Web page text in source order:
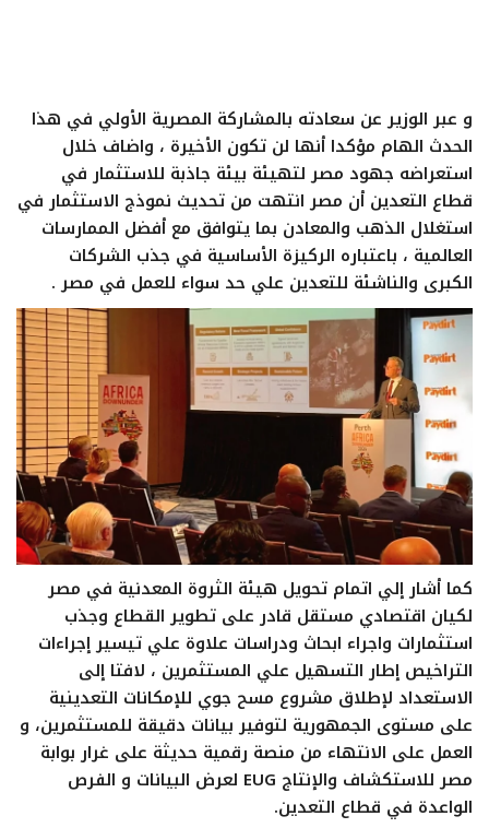
و عبر الوزير عن سعادته بالمشاركة المصرية الأولي في هذا
الحدث الهام مؤكدا أنها لن تكون الأخيرة ، واضاف خلال
استعراضه جهود مصر لتهيئة بيئة جاذبة للاستثمار في
قطاع التعدين أن مصر انتهت من تحديث نموذج الاستثمار في
استغلال الذهب والمعادن بما يتوافق مع أفضل الممارسات
العالمية ، باعتباره الركيزة الأساسية في جذب الشركات
الكبرى والناشئة للتعدين علي حد سواء للعمل في مصر .
كما أشار إلي اتمام تحويل هيئة الثروة المعدنية في مصر
لكيان اقتصادي مستقل قادر على تطوير القطاع وجذب
استثمارات واجراء ابحاث ودراسات علاوة علي تيسير إجراءات
التراخيص إطار التسهيل علي المستثمرين ، لافتا إلى
الاستعداد لإطلاق مشروع مسح جوي للإمكانات التعدينية
على مستوى الجمهورية لتوفير بيانات دقيقة للمستثمرين، و
العمل على الانتهاء من منصة رقمية حديثة على غرار بوابة
مصر للاستكشاف والإنتاج EUG لعرض البيانات و الفرص
الواعدة في قطاع التعدين.